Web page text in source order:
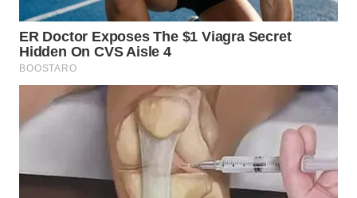
GORONTALO
WN
SULUT
WN